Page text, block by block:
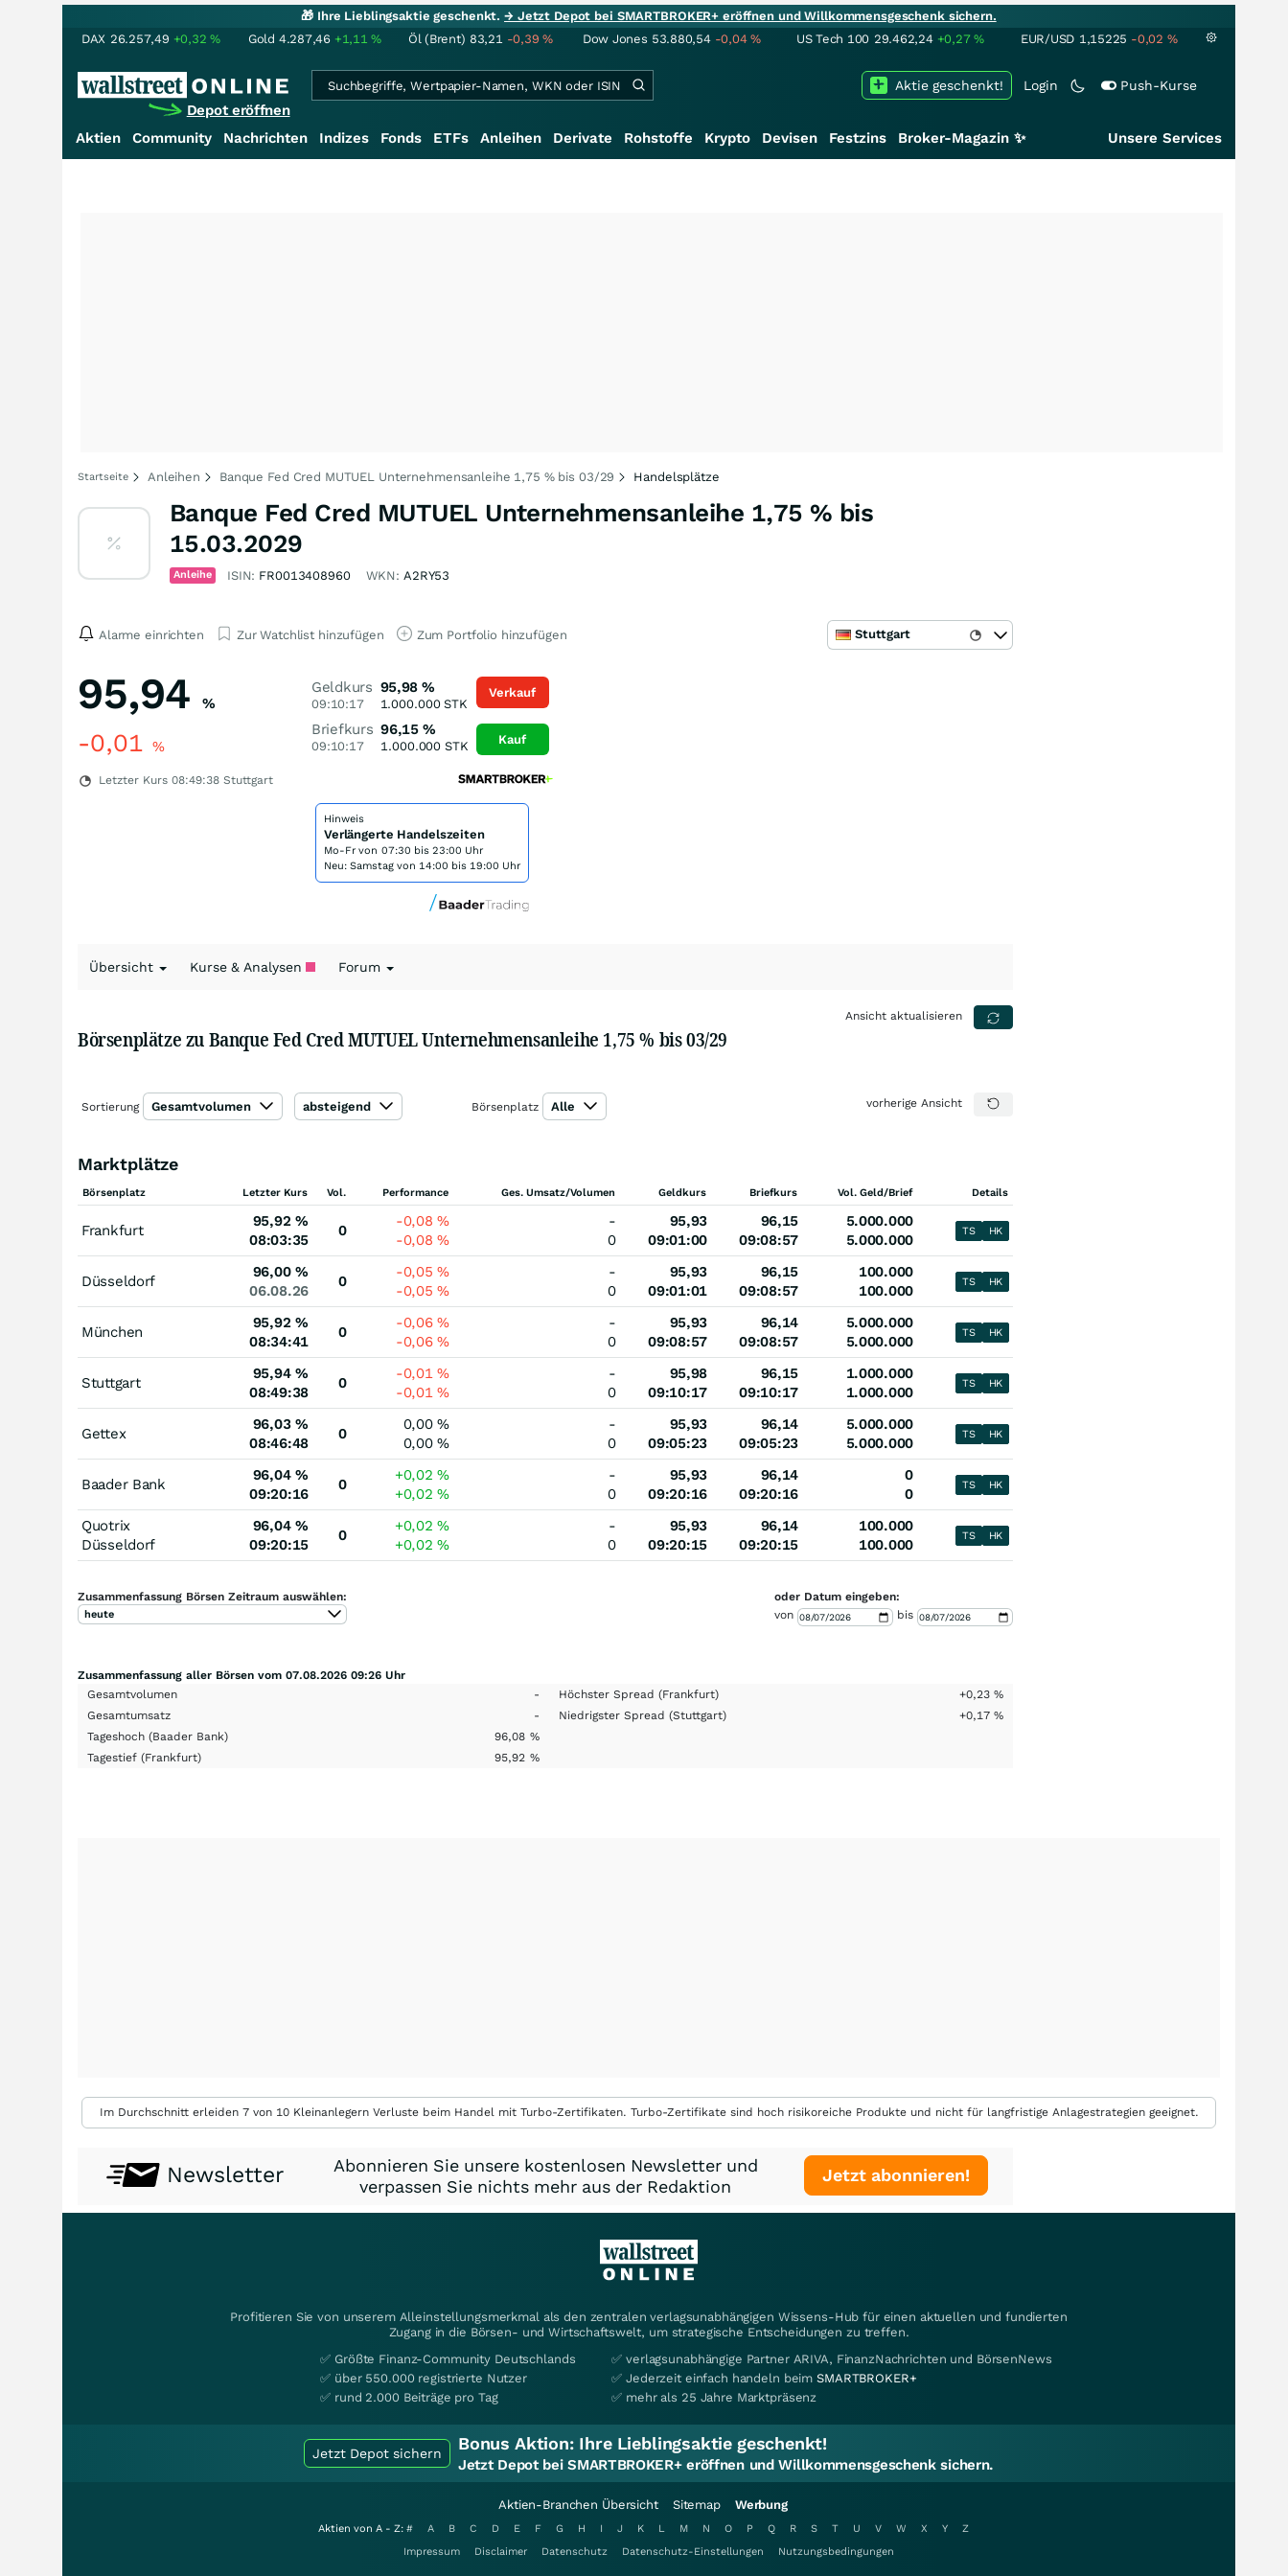
🎁 Ihre Lieblingsaktie geschenkt.→ Jetzt Depot bei SMARTBROKER+ eröffnen und Willkommensgeschenk sichern.
DAX 26.257,49 +0,32% Gold 4.287,46 +1,11% Öl (Brent) 83,21 -0,39% Dow Jones 53.880,54 -0,04% US Tech 100 29.462,24 +0,27% EUR/USD 1,15225 -0,02 %
Depot eröffnen
Login Push-Kurse
Aktie geschenkt!
Aktien Community Nachrichten Indizes Fonds ETFs Anleihen Derivate Rohstoffe Krypto Devisen Festzins Broker-Magazin ✨ Unsere Services
Startseite Anleihen Banque Fed Cred MUTUEL Unternehmensanleihe 1,75 % bis 03/29 Handelsplätze
Banque Fed Cred MUTUEL Unternehmensanleihe 1,75 % bis
15.03.2029
Anleihe ISIN: FR0013408960 WKN: A2RY53
Alarme einrichten Zur Watchlist hinzufügen Zum Portfolio hinzufügen Stuttgart
95,94 %
-0,01 %
Letzter Kurs 08:49:38 Stuttgart
Geldkurs
09:10:17
95,98 %
1.000.000STK
Briefkurs
09:10:17
96,15 %
1.000.000 STK
Verkauf
Kauf
Hinweis
Verlängerte Handelszeiten
Mo-Fr von 07:30 bis 23:00 Uhr
Neu: Samstag von 14:00 bis 19:00 Uhr
Übersicht Kurse & Analysen Forum
Börsenplätze zu Banque Fed Cred MUTUEL Unternehmensanleihe 1,75 % bis 03/29
Ansicht aktualisieren
Sortierung Gesamtvolumen absteigend Börsenplatz Alle vorherige Ansicht
Marktplätze
Börsenplatz Letzter Kurs Vol. Performance Ges. Umsatz/Volumen Geldkurs Briefkurs Vol. Geld/Brief Details
Frankfurt
95,92 %
08:03:35
0
-0,08%
-0,08%
-
0
95,93
09:01:00
96,15
09:08:57
5.000.000
5.000.000
TS HK
Düsseldorf
96,00 %
06.08.26
0
-0,05%
-0,05%
-
0
95,93
09:01:01
96,15
09:08:57
100.000
100.000
TS HK
München
95,92 %
08:34:41
0
-0,06%
-0,06%
-
0
95,93
09:08:57
96,14
09:08:57
5.000.000
5.000.000
TS HK
Stuttgart
95,94 %
08:49:38
0
-0,01%
-0,01%
-
0
95,98
09:10:17
96,15
09:10:17
1.000.000
1.000.000
TS HK
Gettex
96,03 %
08:46:48
0
0,00%
0,00%
-
0
95,93
09:05:23
96,14
09:05:23
5.000.000
5.000.000
TS HK
Baader Bank
96,04 %
09:20:16
0
+0,02%
+0,02%
-
0
95,93
09:20:16
96,14
09:20:16
0
0
TS HK
Quotrix
Düsseldorf
96,04 %
09:20:15
0
+0,02%
+0,02%
-
0
95,93
09:20:15
96,14
09:20:15
100.000
100.000
TS HK
Zusammenfassung Börsen Zeitraum auswählen:
heute
oder Datum eingeben:
von
bis
Zusammenfassung aller Börsen vom 07.08.2026 09:26 Uhr
Gesamtvolumen
- Höchster Spread(Frankfurt) +0,23 %
Gesamtumsatz
- Niedrigster Spread(Stuttgart) +0,17 %
Tageshoch (Baader Bank) 96,08 %
Tagestief (Frankfurt) 95,92 %
Im Durchschnitt erleiden 7 von 10 Kleinanlegern Verluste beim Handel mit Turbo-Zertifikaten. Turbo-Zertifikate sind hoch risikoreiche Produkte und nicht für langfristige Anlagestrategien geeignet.
Newsletter
Abonnieren Sie unsere kostenlosen Newsletter und
verpassen Sie nichts mehr aus der Redaktion
Jetzt abonnieren!
Profitieren Sie von unserem Alleinstellungsmerkmal als den zentralen verlagsunabhängigen Wissens-Hub für einen aktuellen und fundierten
Zugang in die Börsen- und Wirtschaftswelt, um strategische Entscheidungen zu treffen.
✅ Größte Finanz-Community Deutschlands
✅ über 550.000 registrierte Nutzer
✅ rund 2.000 Beiträge pro Tag
✅ verlagsunabhängige Partner ARIVA, FinanzNachrichten und BörsenNews
✅ Jederzeit einfach handeln beimSMARTBROKER+
✅ mehr als 25 Jahre Marktpräsenz
Jetzt Depot sichern Bonus Aktion: Ihre Lieblingsaktie geschenkt!
Jetzt Depot bei SMARTBROKER+ eröffnen und Willkommensgeschenk sichern.
Aktien-Branchen Übersicht Sitemap Werbung
Aktien von A - Z: # A B C D E F G H I J K L M N O P Q R S T U V W X Y
Z
Impressum
Disclaimer Datenschutz Datenschutz-Einstellungen Nutzungsbedingungen